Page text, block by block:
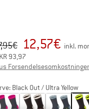
pris :
€ 12,57€ inkl.
KR 93,97
Forsendelsesomkostninger
Black Out / Ultra Yellow